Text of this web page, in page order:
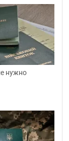
нужно